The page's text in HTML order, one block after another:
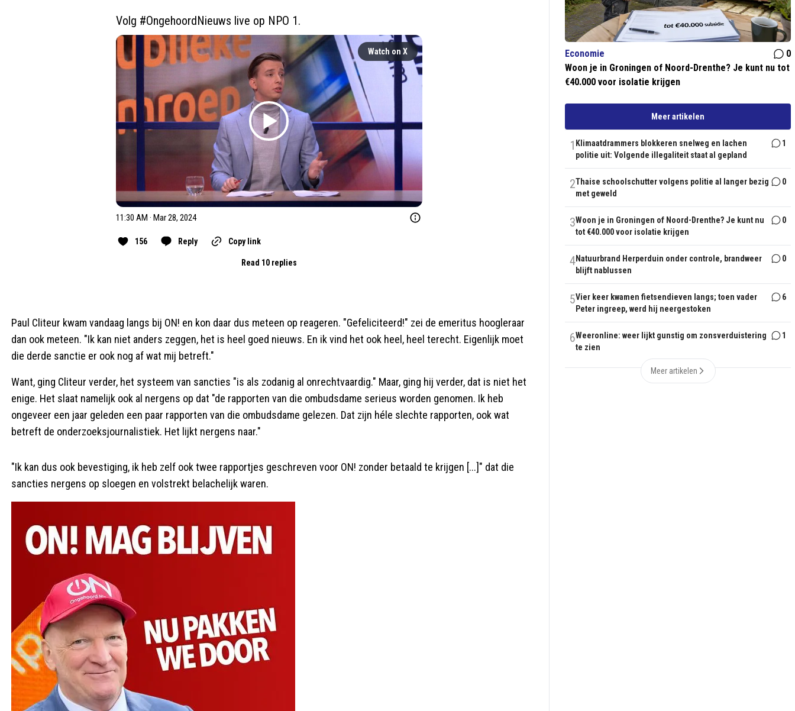
Volg #OngehoordNieuws live op NPO 1.
Watch on X
11:30 AM · Mar 28, 2024
156 Reply Copy link
Read 10 replies
Paul Cliteur kwam vandaag langs bij ON! en kon daar dus meteen op reageren. "Gefeliciteerd!" zei de emeritus hoogleraar
dan ook meteen. "Ik kan niet anders zeggen, het is heel goed nieuws. En ik vind het ook heel, heel terecht. Eigenlijk moet
die derde sanctie er ook nog af wat mij betreft."
Want, ging Cliteur verder, het systeem van sancties "is als zodanig al onrechtvaardig." Maar, ging hij verder, dat is niet het
enige. Het slaat namelijk ook al nergens op dat "de rapporten van die ombudsdame serieus worden genomen. Ik heb
ongeveer een jaar geleden een paar rapporten van die ombudsdame gelezen. Dat zijn héle slechte rapporten, ook wat
betreft de onderzoeksjournalistiek. Het lijkt nergens naar."
"Ik kan dus ook bevestiging, ik heb zelf ook twee rapportjes geschreven voor ON! zonder betaald te krijgen [...]" dat die
sancties nergens op sloegen en volstrekt belachelijk waren.
Economie
0
Woon je in Groningen of Noord-Drenthe? Je kunt nu tot
€40.000 voor isolatie krijgen
Meer artikelen
1 Klimaatdrammers blokkeren snelweg en lachen
politie uit: Volgende illegaliteit staat al gepland
1
2Thaise schoolschutter volgens politie al langer bezig
met geweld
0
3Woon je in Groningen of Noord-Drenthe? Je kunt nu
tot €40.000 voor isolatie krijgen
0
4Natuurbrand Herperduin onder controle, brandweer
blijft nablussen
0
5Vier keer kwamen fietsendieven langs; toen vader
Peter ingreep, werd hij neergestoken
6
6Weeronline: weer lijkt gunstig om zonsverduistering
te zien
1
Meer artikelen